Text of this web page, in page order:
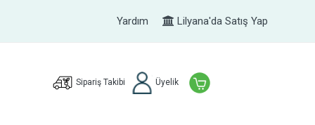
Yardım Lilyana'da Satış Yap
Sipariş Takibi Üyelik